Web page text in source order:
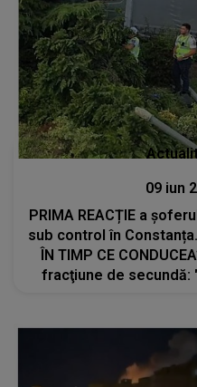
09 iun
PRIMA REACȚIE a
sub control în
ÎN TIMP CE
fracţiune de secundă: